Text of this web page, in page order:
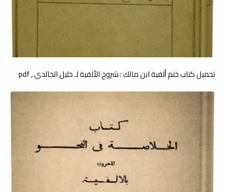
تحميل كتاب ختم ألفية ابن مالك ؛ شروح الألفية لـ خليل الخالدي , pdf